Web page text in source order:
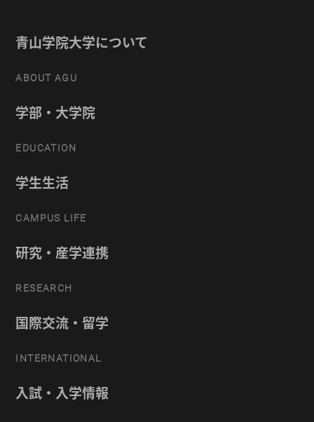
青山学院大学について
ABOUT AGU
学部・大学院
EDUCATION
学生生活
CAMPUS LIFE
研究・産学連携
RESEARCH
国際交流・留学
INTERNATIONAL
入試・入学情報